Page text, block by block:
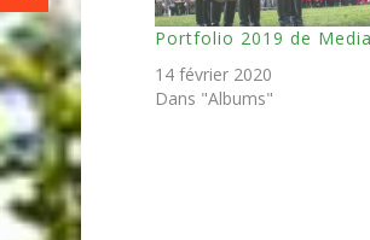
Portfolio 2019 de
14 février 2020
Dans "Albums"